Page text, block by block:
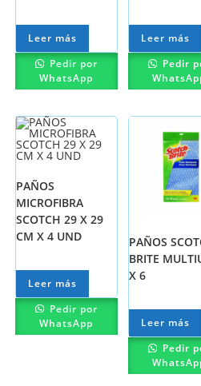
Leer más
Pedir por
WhatsApp
Leer más
Pedir
PAÑOS
MICROFIBRA
SCOTCH 29 X 29
CM X 4 UND
Leer más
Pedir por
WhatsApp
PAÑOS
BRITE
X 6
Leer más
Pedir